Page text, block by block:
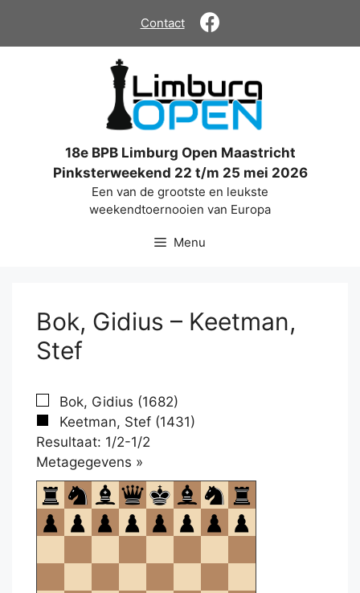
de
Contact
18e BPB Limburg Open Maastricht
Pinksterweekend 22 t/m 25 mei 2026
Een van de grootste en leukste
weekendtoernooien van Europa
Menu
Bok, Gidius – Keetman,
Stef
Bok, Gidius (1682)
Keetman, Stef (1431)
Resultaat: 1/2-1/2
Metagegevens »
om
te
openen.